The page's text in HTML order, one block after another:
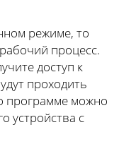
режиме, то
процесс.
доступ к
проходить
программе можно
устройства с